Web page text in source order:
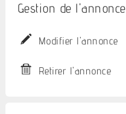
Gestion de l'annonce
Modifier l'annonce
Retirer l'annonce